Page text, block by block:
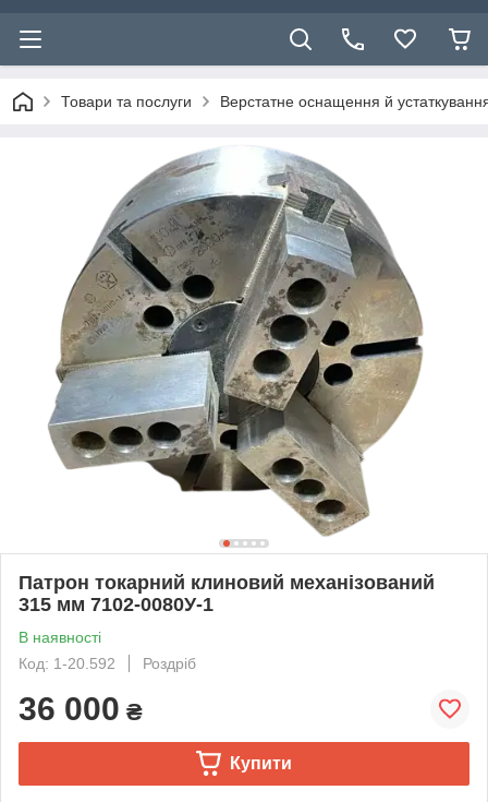
Товари та послуги Верстатне оснащення й
Патрон токарний клиновий механізований
315 мм 7102-0080У-1
В наявності
Код: 1-20.592
Роздріб
36 000 ₴
Купити